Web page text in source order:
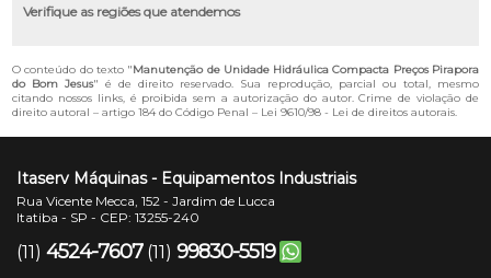
Verifique as regiões que atendemos
O conteúdo do texto "Manutenção de Unidade Hidráulica Compacta Preços Pirapora
do Bom Jesus" é de direito reservado. Sua reprodução, parcial ou total, mesmo
citando nossos links, é proibida sem a autorização do autor. Crime de violação de
direito autoral – artigo 184 do Código Penal – Lei 9610/98 - Lei de direitos autorais.
Itaserv Máquinas - Equipamentos Industriais
Rua Vicente Mecca, 152 - Jardim de Lucca
Itatiba - SP - CEP: 13255-240
(11) 4524-7607 (11) 99830-5519